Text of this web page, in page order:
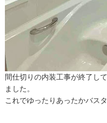
間仕切りの内装工事が終了し
ました。
これでゆったりあったかバス